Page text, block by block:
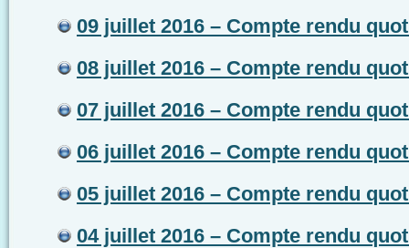
09 juillet 2016 – Compte rendu
08 juillet 2016 – Compte rendu
07 juillet 2016 – Compte rendu
06 juillet 2016 – Compte rendu
05 juillet 2016 – Compte rendu
04 juillet 2016 – Compte rendu